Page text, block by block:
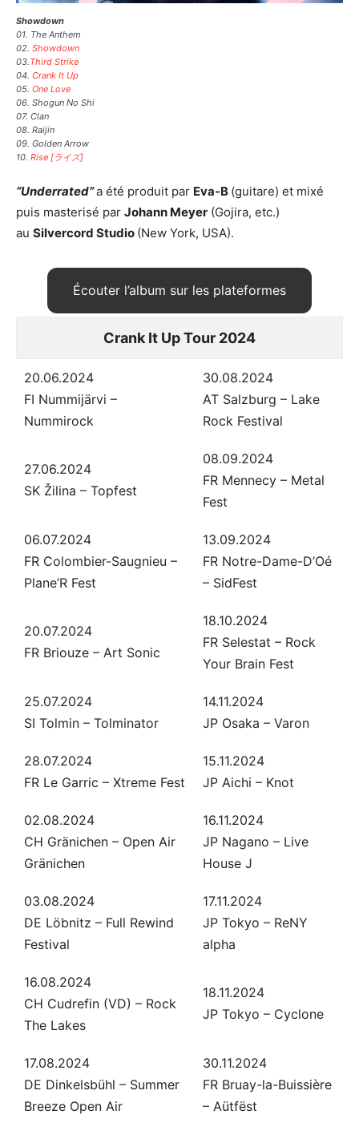
Showdown
01. The Anthem
02. Showdown
03.Third Strike
04. Crank It Up
05. One Love
06. Shogun No Shi
07. Clan
08. Raijin
09. Golden Arrow
10. Rise [ライズ]
“Underrated”a été produit par Eva-B (guitare) et mixé
puis masterisé par Johann Meyer (Gojira, etc.)
au Silvercord Studio (New York, USA).
Écouter l’album sur les plateformes
Crank It Up Tour 2024
20.06.2024
FI Nummijärvi –
Nummirock
30.08.2024
AT Salzburg – Lake
Rock Festival
27.06.2024
SK Žilina – Topfest
08.09.2024
FR Mennecy – Metal
Fest
06.07.2024
FR Colombier-Saugnieu –
Plane’R Fest
13.09.2024
FR Notre-Dame-D’Oé
– SidFest
20.07.2024
FR Briouze – Art Sonic
18.10.2024
FR Selestat – Rock
Your Brain Fest
25.07.2024
SI Tolmin – Tolminator
14.11.2024
JP Osaka – Varon
28.07.2024
FR Le Garric – Xtreme Fest
15.11.2024
JP Aichi – Knot
02.08.2024
CH Gränichen – Open Air
Gränichen
16.11.2024
JP Nagano – Live
House J
03.08.2024
DE Löbnitz – Full Rewind
Festival
17.11.2024
JP Tokyo – ReNY
alpha
16.08.2024
CH Cudrefin (VD) – Rock
The Lakes
18.11.2024
JP Tokyo – Cyclone
17.08.2024
DE Dinkelsbühl – Summer
Breeze Open Air
30.11.2024
FR Bruay-la-Buissière
– Aütfëst